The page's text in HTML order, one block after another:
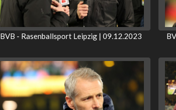
BVB - Rasenballsport Leipzig | 09.12.2023